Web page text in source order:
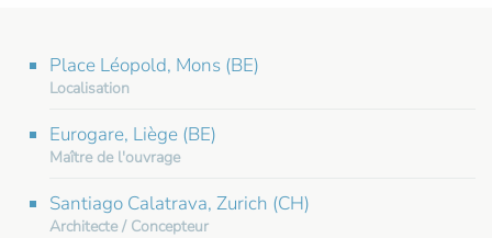
Place Léopold, Mons (BE)
Localisation
Eurogare, Liège (BE)
Maître de l'ouvrage
Santiago Calatrava, Zurich (CH)
Architecte / Concepteur